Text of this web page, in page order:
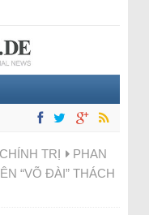
CHÍNH TRỊ
PHAN
“VÕ ĐÀI” THÁCH